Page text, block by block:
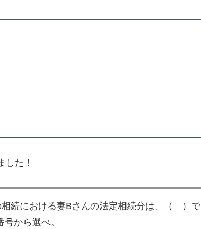
た！
続における妻Bさんの法定相続分は、（ ）で
から選べ。